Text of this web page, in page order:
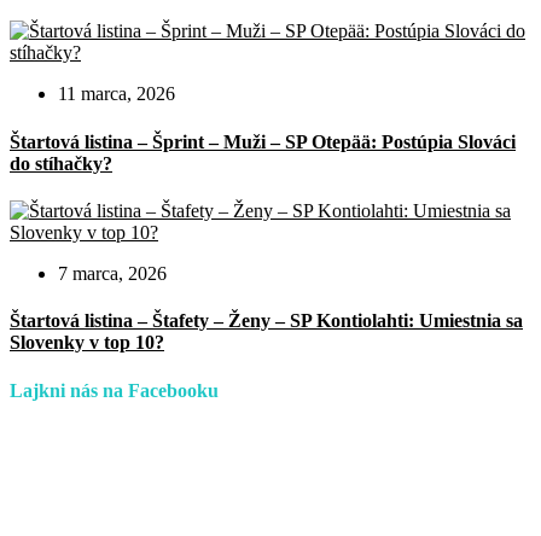
11 marca, 2026
Štartová listina – Šprint – Muži – SP Otepää: Postúpia Slováci
do stíhačky?
7 marca, 2026
Štartová listina – Štafety – Ženy – SP Kontiolahti: Umiestnia sa
Slovenky v top 10?
Lajkni nás na Facebooku